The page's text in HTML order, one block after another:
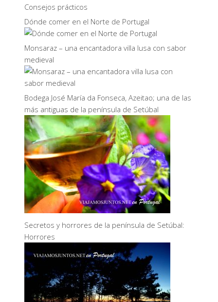
Dónde comer en el Norte de Portugal
Monsaraz – una encantadora villa lusa con sabor
medieval
Bodega José María da Fonseca, Azeitao; una de las
más antiguas de la península de Setúbal
Secretos y horrores de la península de Setúbal:
Horrores